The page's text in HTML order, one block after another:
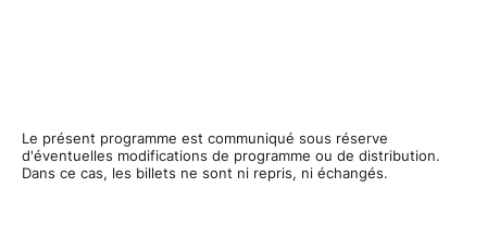
Le présent programme est communiqué sous réserve
d'éventuelles modifications de programme ou de distribution.
Dans ce cas, les billets ne sont ni repris, ni échangés.